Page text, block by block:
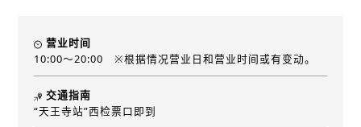
营业时间
10:00～20:00 ※根据情况营业日和营业时间或有变动。
交通指南
“天王寺站”西检票口即到